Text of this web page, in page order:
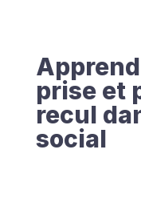
prise et
recul
social